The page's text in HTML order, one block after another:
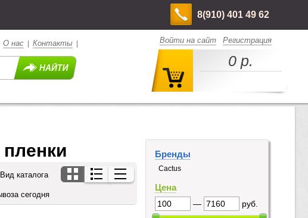
8(910) 401 49 62
О нас Контакты Войти на сайт Регистрация
0 р.
пленки
сегодня
каталога
Бренды
Cactus
Цена
— руб.